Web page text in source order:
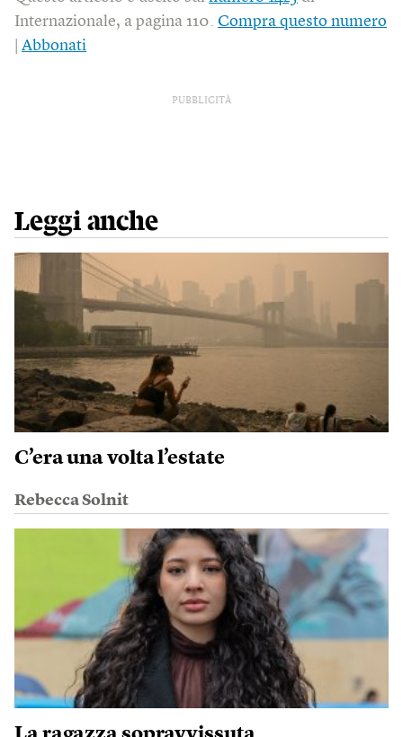
Internazionale, a pagina 110. Compra questo numero
Abbonati
PUBBLICITÀ
Leggi anche
C’era una volta l’estate
Rebecca Solnit